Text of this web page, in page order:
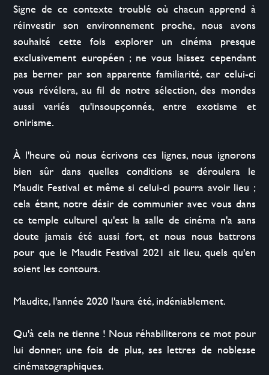
Signe de ce contexte troublé où chacun apprend à
réinvestir son environnement proche, nous avons
souhaité cette fois explorer un cinéma presque
exclusivement européen ; ne vous laissez cependant
pas berner par son apparente familiarité, car celui-ci
vous révélera, au fil de notre sélection, des mondes
aussi variés qu'insoupçonnés, entre exotisme et
onirisme.
À l'heure où nous écrivons ces lignes, nous ignorons
bien sûr dans quelles conditions se déroulera le
Maudit Festival et même si celui-ci pourra avoir lieu ;
cela étant, notre désir de communier avec vous dans
ce temple culturel qu'est la salle de cinéma n'a sans
doute jamais été aussi fort, et nous nous battrons
pour que le Maudit Festival 2021 ait lieu, quels qu'en
soient les contours.
Maudite, l'année 2020 l'aura été, indéniablement.
Qu'à cela ne tienne ! Nous réhabiliterons ce mot pour
lui donner, une fois de plus, ses lettres de noblesse
cinématographiques.